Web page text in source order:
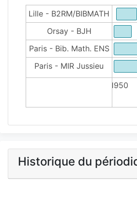
Lille - B2RM/BIBMATH
Orsay - BJH
Paris - Bib. Math. ENS
Paris - MIR Jussieu
1950
Historique du